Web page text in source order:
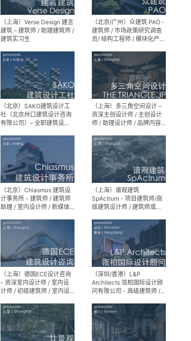
（上海）Verse Design 建言
建筑 – 建筑师 / 助理建筑师 /
建筑实习生
（北京/广州）众建筑 PAO -
建筑师 / 市场政策研究调查
员/ 结构工程师 / 模块化产品
师 / 机电工程师 / 实习生
（北京）SAKO建筑设计工
社（北京卅口建筑设计咨询
有限公司）– 全职建筑设计
（上海）多三角空间设计 –
资深主创设计师 / 主创设计
师 / 助理设计师 / 品牌内容
（北京）Chiasmus 建筑设
计事务所 - 建筑师 / 建筑师
助理 / 室内设计师 / 新媒体
（上海）谱观建筑
SpActrum - 项目建筑师/高
级建筑设计师 / 建筑师或助
媒体助理 / 实习生（建筑设
计/媒体，长期有效）
（上海）德国ECE设计咨询
- 资深室内设计师 / 室内设
计师 / 初级建筑师 / 室内设
习生
（深圳/香港）L&P
Architects 瓴柏国际设计顾
问有限公司 - 高级建筑师 /
精装设计师